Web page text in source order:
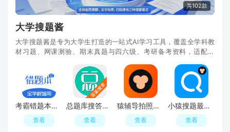
共102款
大学搜题酱
大学搜题酱是专为大学生打造的一站式AI学习工具，覆盖全学科教
材习题、网课测验、期末真题与四六级、考研备考资料，适配安
考霸错题本免费版下载
查看
总题库搜答案app免费版2025
查看
猿辅导拍照答题免费版app
查看
小猿搜题最新版本下载安装包
查看